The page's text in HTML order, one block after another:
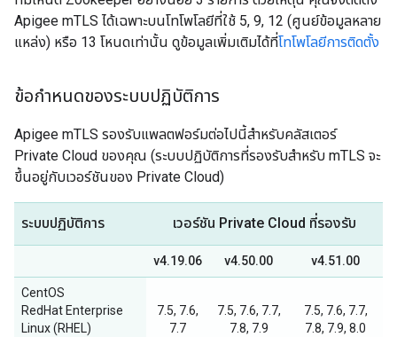
Apigee mTLS ได้เฉพาะบนโทโพโลยีที่ใช้ 5, 9, 12 (ศูนย์ข้อมูลหลาย
แหล่ง) หรือ 13 โหนดเท่านั้น ดูข้อมูลเพิ่มเติมได้ที่โทโพโลยีการติดตั้ง
ข้อกำหนดของระบบปฏิบัติการ
Apigee mTLS รองรับแพลตฟอร์มต่อไปนี้สำหรับคลัสเตอร์
Private Cloud ของคุณ (ระบบปฏิบัติการที่รองรับสำหรับ mTLS จะ
ขึ้นอยู่กับเวอร์ชันของ Private Cloud)
ระบบปฏิบัติการ เวอร์ชัน Private Cloud ที่รองรับ
v4.19.06 v4.50.00 v4.51.00
CentOS
RedHat Enterprise
Linux (RHEL)
7.5, 7.6,
7.7
7.5, 7.6, 7.7,
7.8, 7.9
7.5, 7.6, 7.7,
7.8, 7.9, 8.0